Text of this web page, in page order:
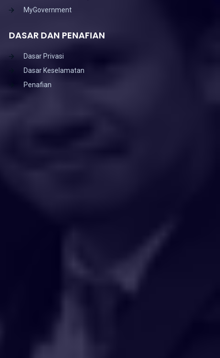
MyGovernment
DASAR DAN PENAFIAN
Dasar Privasi
Dasar Keselamatan
Penafian